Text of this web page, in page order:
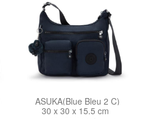
ASUKA(Blue Bleu 2 C)
30 x 30 x 15.5 cm